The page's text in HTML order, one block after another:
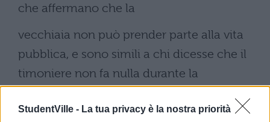
StudentVille - La tua privacy è la nostra priorità
che affermano che la
vecchiaia non può prender parte alla vita
pubblica, e sono simili a chi dicesse che il
timoniere non fa nulla durante la
navigazione, perché alcuni si arrampicano